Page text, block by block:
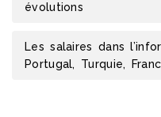
évolutions
Les salaires dans
Portugal, Turquie,